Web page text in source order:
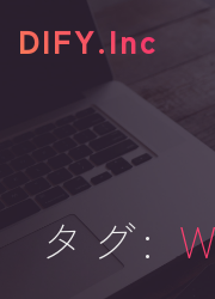
k
i
c
t
e
DIFY.Inc
タグ: